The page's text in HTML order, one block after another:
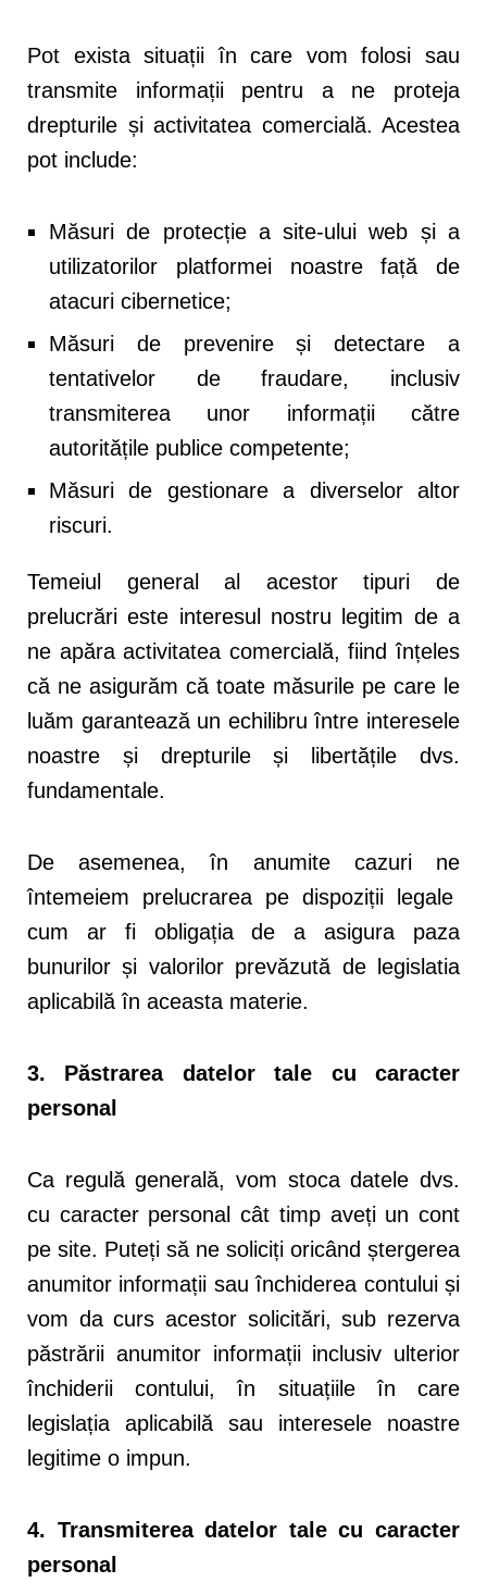
Pot exista situații în care vom folosi sau
transmite informații pentru a ne proteja
drepturile și activitatea comercială. Acestea
pot include:
Măsuri de protecție a site-ului web și a
utilizatorilor platformei noastre față de
atacuri cibernetice;
Măsuri de prevenire și detectare a
tentativelor de fraudare, inclusiv
transmiterea unor informații către
autoritățile publice competente;
Măsuri de gestionare a diverselor altor
riscuri.
Temeiul general al acestor tipuri de
prelucrări este interesul nostru legitim de a
ne apăra activitatea comercială, fiind înțeles
că ne asigurăm că toate măsurile pe care le
luăm garantează un echilibru între interesele
noastre și drepturile și libertățile dvs.
fundamentale.
De asemenea, în anumite cazuri ne
întemeiem prelucrarea pe dispoziții legale
cum ar fi obligația de a asigura paza
bunurilor și valorilor prevăzută de legislatia
aplicabilă în aceasta materie.
3. Păstrarea datelor tale cu caracter
personal
Ca regulă generală, vom stoca datele dvs.
cu caracter personal cât timp aveți un cont
pe site. Puteți să ne soliciți oricând ștergerea
anumitor informații sau închiderea contului și
vom da curs acestor solicitări, sub rezerva
păstrării anumitor informații inclusiv ulterior
închiderii contului, în situațiile în care
legislația aplicabilă sau interesele noastre
legitime o impun.
4. Transmiterea datelor tale cu caracter
personal